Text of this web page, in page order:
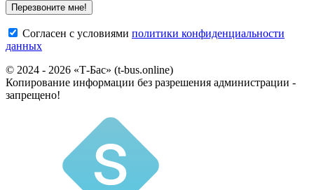
Cогласен с условиями политики конфиденциальности
данных
© 2024 - 2026 «Т-Бас» (t-bus.online)
Копирование информации без разрешения администрации -
запрещено!